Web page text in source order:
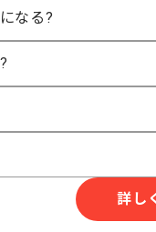
レンタルおよびリース事
企業でございます。
なる?
詳し